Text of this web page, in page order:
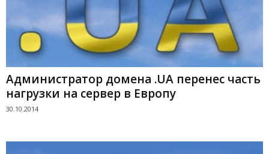
Администратор домена .UA перенес часть
нагрузки на сервер в Европу
30.10.2014